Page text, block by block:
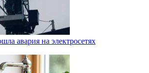
авария на электросетях